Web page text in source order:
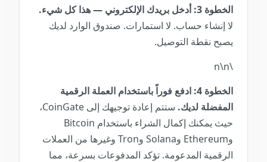
الخطوة 3: أدخل بريدك الإلكتروني — هذا كل شيء.
لا إنشاء حساب. لا استمارات. صندوق الوارد لديك
يصبح نقطة التوصيل.
الخطوة 4: ادفع فوراً باستخدام العملة الرقمية
المفضلة لديك.
ستتم إعادة توجيهك إلى CoinGate،
حيث يمكنك إكمال الشراء باستخدام Bitcoin
وEthereum وSolana وTron وغيرها من العملات
الرقمية المدعومة. تؤكد المدفوعات بسرعة، مما